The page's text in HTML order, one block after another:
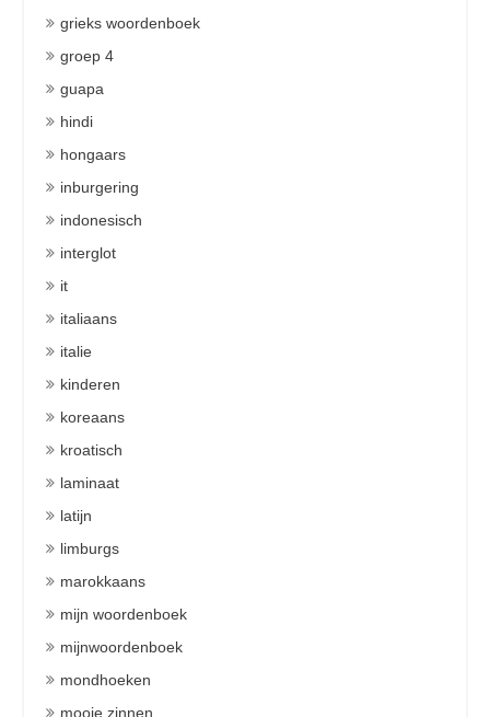
grieks woordenboek
groep 4
guapa
hindi
hongaars
inburgering
indonesisch
interglot
it
italiaans
italie
kinderen
koreaans
kroatisch
laminaat
latijn
limburgs
marokkaans
mijn woordenboek
mijnwoordenboek
mondhoeken
mooie zinnen